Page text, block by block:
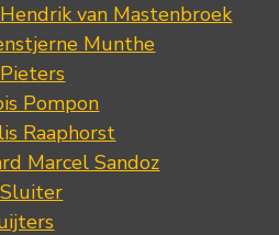
van Mastenbroek
Munthe
Pompon
Raaphorst
Marcel Sandoz